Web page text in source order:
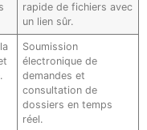
rapide de fichiers avec
un lien sûr.
Soumission
électronique de
demandes et
consultation de
dossiers en temps
réel.